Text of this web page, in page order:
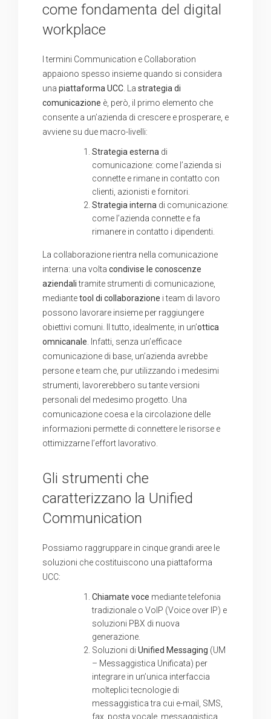
come fondamenta del digital
workplace
I termini Communication e Collaboration
appaiono spesso insieme quando si considera
una piattaforma UCC . La strategia di
comunicazione è, però, il primo elemento che
consente a un’azienda di crescere e prosperare, e
avviene su due macro-livelli:
Strategia esterna di
comunicazione: come l’azienda si
connette e rimane in contatto con
clienti, azionisti e fornitori.
Strategia interna di comunicazione:
come l’azienda connette e fa
rimanere in contatto i dipendenti.
La collaborazione rientra nella comunicazione
interna: una volta condivise le conoscenze
aziendalitramite strumenti di comunicazione,
mediantetool di collaborazione i team di lavoro
possono lavorare insieme per raggiungere
obiettivi comuni. Il tutto, idealmente, in un’ottica
omnicanale . Infatti, senza un’efficace
comunicazione di base, un’azienda avrebbe
persone e team che, pur utilizzando i medesimi
strumenti, lavorerebbero su tante versioni
personali del medesimo progetto. Una
comunicazione coesa e la circolazione delle
informazioni permette di connettere le risorse e
ottimizzarne l’effort lavorativo.
Gli strumenti che
caratterizzano la Unified
Communication
Possiamo raggruppare in cinque grandi aree le
soluzioni che costituiscono una piattaforma
UCC:
Chiamate voce mediante telefonia
tradizionale o VoIP (Voice over IP) e
soluzioni PBX di nuova
generazione.
Soluzioni di Unified Messaging (UM
– Messaggistica Unificata) per
integrare in un’unica interfaccia
molteplici tecnologie di
messaggistica tra cui e-mail, SMS,
fax, posta vocale, messaggistica